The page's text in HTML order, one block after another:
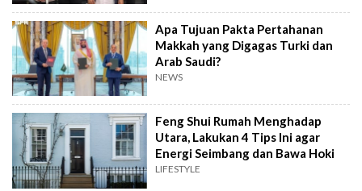
Apa Tujuan Pakta Pertahanan
Makkah yang Digagas Turki dan
Arab Saudi?
NEWS
Feng Shui Rumah Menghadap
Utara, Lakukan 4 Tips Ini agar
Energi Seimbang dan Bawa Hoki
LIFESTYLE